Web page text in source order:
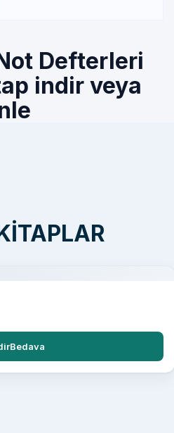
Defterleri
indir veya